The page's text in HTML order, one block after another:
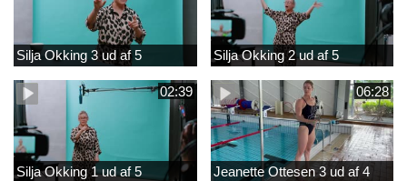
Silja Okking 3 ud af 5 Silja Okking 2 ud af 5
02:39
Silja Okking 1 ud af 5
06:28
Jeanette Ottesen 3 ud af 4